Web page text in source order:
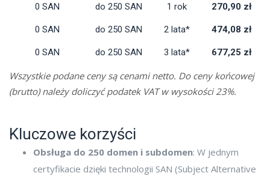
0 SAN do 250 SAN 1 rok 270,90 zł
0 SAN do 250 SAN 2 lata* 474,08 zł
0 SAN do 250 SAN 3 lata* 677,25 zł
Wszystkie podane ceny są cenami netto. Do ceny końcowej
(brutto) należy doliczyć podatek VAT w wysokości 23%.
Kluczowe korzyści
Obsługa do 250 domen i subdomen: W jednym
certyfikacie dzięki technologii SAN (Subject Alternative